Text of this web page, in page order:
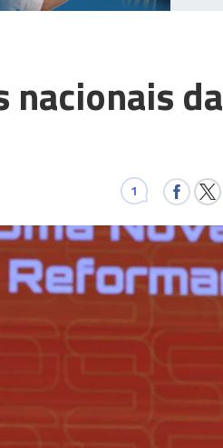
nacionais da
1